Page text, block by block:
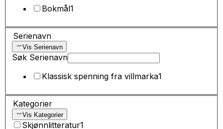
Bokmål1
Serienavn
Vis Serienavn
Søk Serienavn
Klassisk spenning fra villmarka1
Kategorier
Vis Kategorier
Skjønnlitteratur1